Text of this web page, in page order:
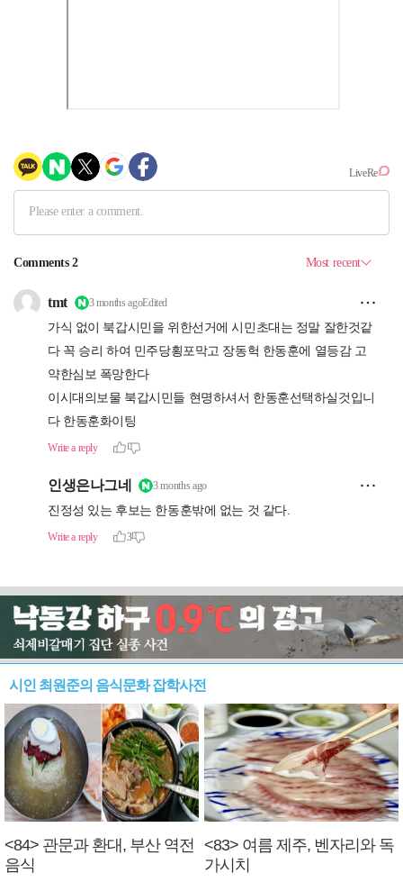
시인 최원준의 음식문화 잡학사전
<84> 관문과 환대, 부산 역전
음식
<83> 여름 제주, 벤자리와 독
가시치